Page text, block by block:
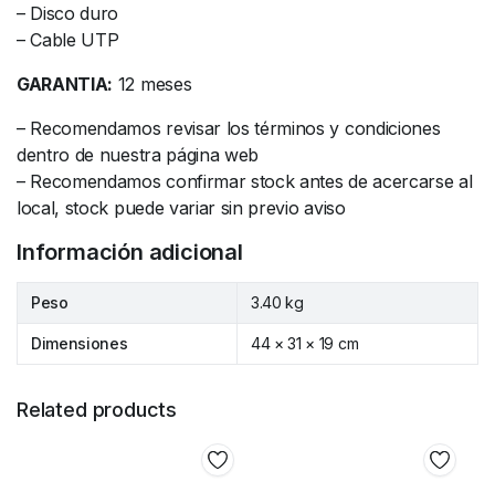
– Disco duro
– Cable UTP
GARANTIA: 12 meses
– Recomendamos revisar los términos y condiciones
dentro de nuestra página web
– Recomendamos confirmar stock antes de acercarse al
local, stock puede variar sin previo aviso
Información adicional
Peso 3.40 kg
Dimensiones 44 × 31 × 19 cm
Related products